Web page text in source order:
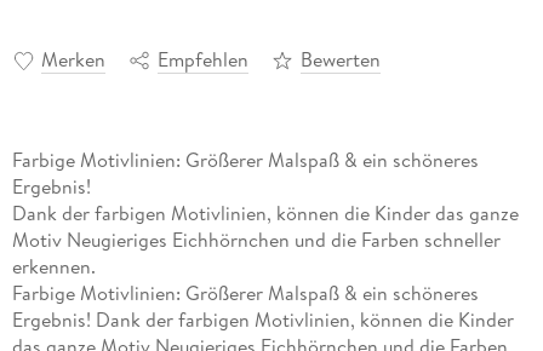
Merken Empfehlen Bewerten
Farbige Motivlinien: Größerer Malspaß & ein schöneres
Ergebnis!
Dank der farbigen Motivlinien, können die Kinder das ganze
Motiv Neugieriges Eichhörnchen und die Farben schneller
erkennen.
Farbige Motivlinien: Größerer Malspaß & ein schöneres
Ergebnis! Dank der farbigen Motivlinien, können die Kinder